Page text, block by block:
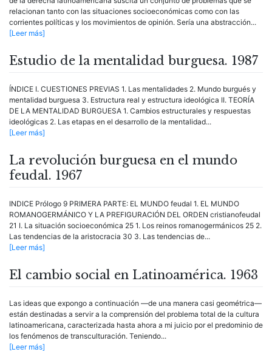
relacionan tanto con las situaciones socioeconómicas como con las
corrientes políticas y los movimientos de opinión. Sería una abstracción...
[Leer más]
Estudio de la mentalidad burguesa. 1987
ÍNDICE I. CUESTIONES PREVIAS 1. Las mentalidades 2. Mundo burgués y
mentalidad burguesa 3. Estructura real y estructura ideológica II. TEORÍA
DE LA MENTALIDAD BURGUESA 1. Cambios estructurales y respuestas
ideológicas 2. Las etapas en el desarrollo de la mentalidad...
[Leer más]
La revolución burguesa en el mundo
feudal. 1967
INDICE Prólogo 9 PRIMERA PARTE: EL MUNDO feudal 1. EL MUNDO
ROMANOGERMÁNICO Y LA PREFIGURACIÓN DEL ORDEN cristianofeudal
21 I. La situación socioeconómica 25 1. Los reinos romanogermánicos 25 2.
Las tendencias de la aristocracia 30 3. Las tendencias de...
[Leer más]
El cambio social en Latinoamérica. 1963
Las ideas que expongo a continuación —de una manera casi geométrica—
están destinadas a servir a la comprensión del problema total de la cultura
latinoamericana, caracterizada hasta ahora a mi juicio por el predominio de
los fenómenos de transculturación. Teniendo...
[Leer más]